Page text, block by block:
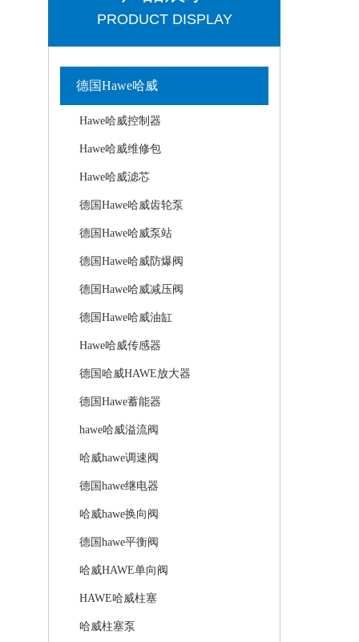
PRODUCT DISPLAY
德国Hawe哈威
Hawe哈威控制器
Hawe哈威维修包
Hawe哈威滤芯
德国Hawe哈威齿轮泵
德国Hawe哈威泵站
德国Hawe哈威防爆阀
德国Hawe哈威减压阀
德国Hawe哈威油缸
Hawe哈威传感器
德国哈威HAWE放大器
德国Hawe蓄能器
hawe哈威溢流阀
哈威hawe调速阀
德国hawe继电器
哈威hawe换向阀
德国hawe平衡阀
哈威HAWE单向阀
HAWE哈威柱塞
哈威柱塞泵